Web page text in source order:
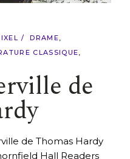
DRAME
CLASSIQUE
de
de Thomas Hardy
Hall Readers